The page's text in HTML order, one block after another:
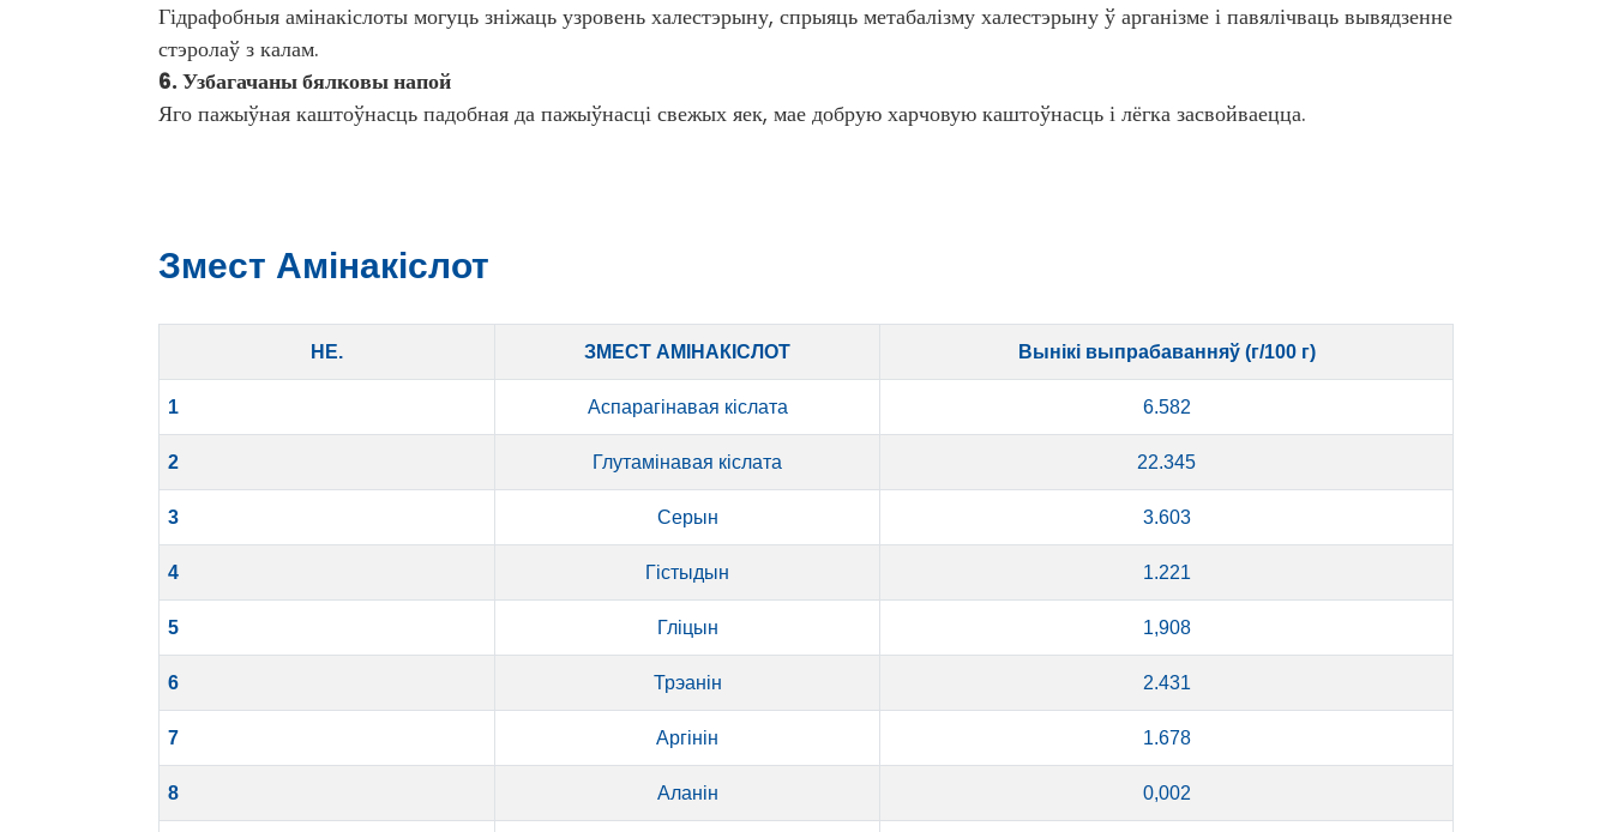
Гідрафобныя амінакіслоты могуць зніжаць узровень халестэрыну, спрыяць метабалізму халестэрыну ў арганізме і павялічваць вывядзенне
стэролаў з калам.
6. Узбагачаны бялковы напой
Яго пажыўная каштоўнасць падобная да пажыўнасці свежых яек, мае добрую харчовую каштоўнасць і лёгка засвойваецца.
Змест Амінакіслот
НЕ. ЗМЕСТ АМІНАКІСЛОТ Вынікі выпрабаванняў (г/100 г)
1 Аспарагінавая кіслата 6.582
2 Глутамінавая кіслата 22.345
3 Серын 3.603
4 Гістыдын 1.221
5 Гліцын 1,908
6 Трэанін 2.431
7 Аргінін 1.678
8 Аланін 0,002